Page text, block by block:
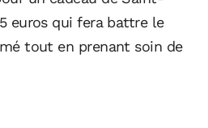
euros qui fera battre le
tout en prenant soin de